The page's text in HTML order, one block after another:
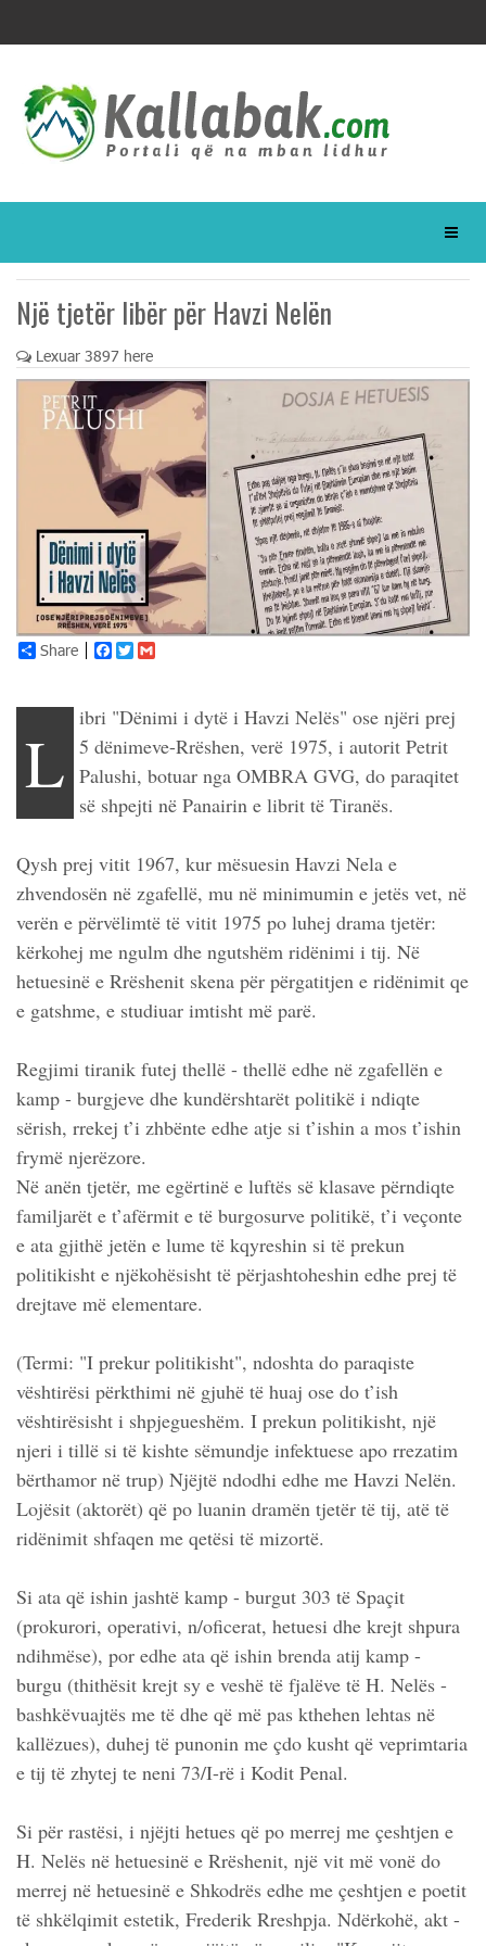
Një tjetër libër për Havzi Nelën
Lexuar 3897 here
Share Facebook
Twitter
L
ibri "Dënimi i dytë i Havzi Nelës" ose njëri prej
5 dënimeve-Rrëshen, verë 1975, i autorit Petrit
Palushi, botuar nga OMBRA GVG, do paraqitet
së shpejti në Panairin e librit të Tiranës.
Qysh prej vitit 1967, kur mësuesin Havzi Nela e
zhvendosën në zgafellë, mu në minimumin e jetës vet, në
verën e përvëlimtë të vitit 1975 po luhej drama tjetër:
kërkohej me ngulm dhe ngutshëm ridënimi i tij. Në
hetuesinë e Rrëshenit skena për përgatitjen e ridënimit qe
e gatshme, e studiuar imtisht më parë.
Regjimi tiranik futej thellë - thellë edhe në zgafellën e
kamp - burgjeve dhe kundërshtarët politikë i ndiqte
sërish, rrekej t’i zhbënte edhe atje si t’ishin a mos t’ishin
frymë njerëzore.
Në anën tjetër, me egërtinë e luftës së klasave përndiqte
familjarët e t’afërmit e të burgosurve politikë, t’i veçonte
e ata gjithë jetën e lume të kqyreshin si të prekun
politikisht e njëkohësisht të përjashtoheshin edhe prej të
drejtave më elementare.
(Termi: "I prekur politikisht", ndoshta do paraqiste
vështirësi përkthimi në gjuhë të huaj ose do t’ish
vështirësisht i shpjegueshëm. I prekun politikisht, një
njeri i tillë si të kishte sëmundje infektuese apo rrezatim
bërthamor në trup) Njëjtë ndodhi edhe me Havzi Nelën.
Lojësit (aktorët) që po luanin dramën tjetër të tij, atë të
ridënimit shfaqen me qetësi të mizortë.
Si ata që ishin jashtë kamp - burgut 303 të Spaçit
(prokurori, operativi, n/oficerat, hetuesi dhe krejt shpura
ndihmëse), por edhe ata që ishin brenda atij kamp -
burgu (thithësit krejt sy e veshë të fjalëve të H. Nelës -
bashkëvuajtës me të dhe që më pas kthehen lehtas në
kallëzues), duhej të punonin me çdo kusht që veprimtaria
e tij të zhytej te neni 73/I-rë i Kodit Penal.
Si për rastësi, i njëjti hetues që po merrej me çeshtjen e
H. Nelës në hetuesinë e Rrëshenit, një vit më vonë do
merrej në hetuesinë e Shkodrës edhe me çeshtjen e poetit
të shkëlqimit estetik, Frederik Rreshpja. Ndërkohë, akt -